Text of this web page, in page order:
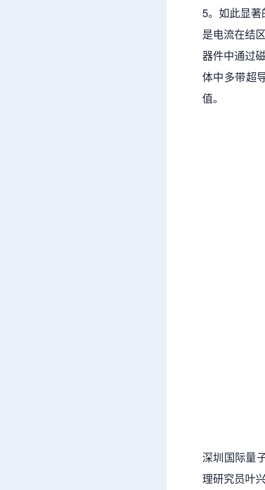
5。如此显
是电流在结
器件中通过
体中多带超
值。
深圳国际量
理研究员叶